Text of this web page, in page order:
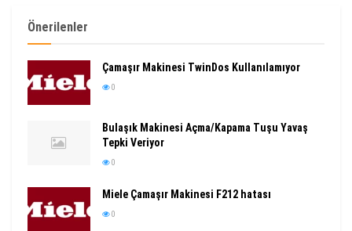
Önerilenler
Çamaşır Makinesi TwinDos Kullanılamıyor
0
Bulaşık Makinesi Açma/Kapama Tuşu Yavaş
Tepki Veriyor
0
Miele Çamaşır Makinesi F212 hatası
0